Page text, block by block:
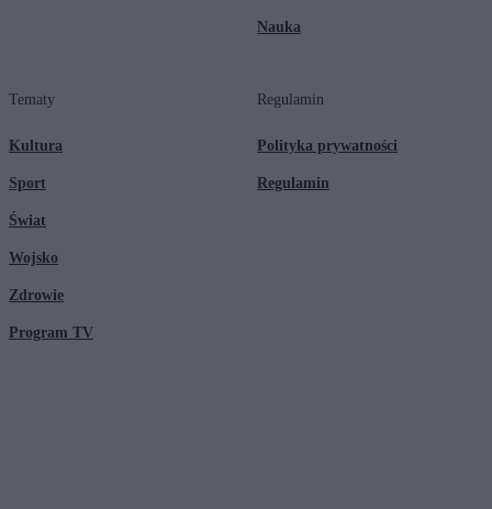
Nauka
Tematy
Kultura
Sport
Świat
Wojsko
Zdrowie
Program TV
Regulamin
Polityka prywatności
Regulamin